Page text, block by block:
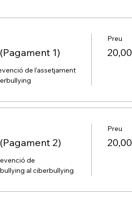
1)
de l’assetjament
Preu
2)
de
al ciberbullying
Preu